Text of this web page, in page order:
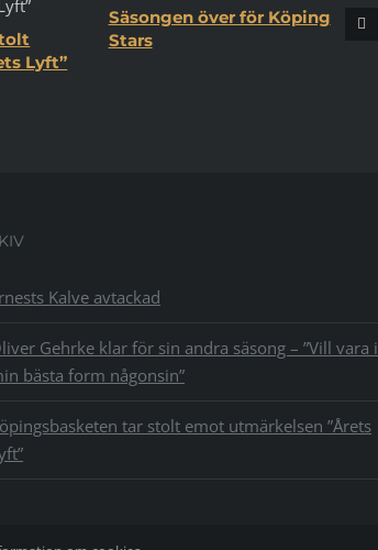
Lyft”
Säsongen över för Köping
Stars
Kalve avtackad
Gehrke klar för sin andra säsong – ”Vill vara i
bästa form någonsin”
tar stolt emot utmärkelsen ”Årets